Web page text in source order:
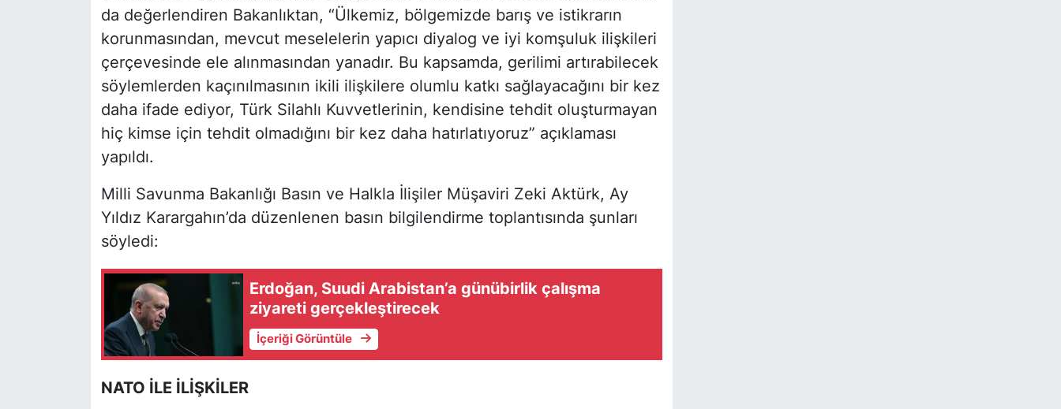
da değerlendiren Bakanlıktan, “Ülkemiz, bölgemizde barış ve istikrarın
korunmasından, mevcut meselelerin yapıcı diyalog ve iyi komşuluk ilişkileri
çerçevesinde ele alınmasından yanadır. Bu kapsamda, gerilimi artırabilecek
söylemlerden kaçınılmasının ikili ilişkilere olumlu katkı sağlayacağını bir kez
daha ifade ediyor, Türk Silahlı Kuvvetlerinin, kendisine tehdit oluşturmayan
hiç kimse için tehdit olmadığını bir kez daha hatırlatıyoruz” açıklaması
yapıldı.
Milli Savunma Bakanlığı Basın ve Halkla İlişiler Müşaviri Zeki Aktürk, Ay
Yıldız Karargahın’da düzenlenen basın bilgilendirme toplantısında şunları
söyledi:
Erdoğan, Suudi Arabistan’a günübirlik çalışma
ziyareti gerçekleştirecek
İçeriği Görüntüle
NATO İLE İLİŞKİLER